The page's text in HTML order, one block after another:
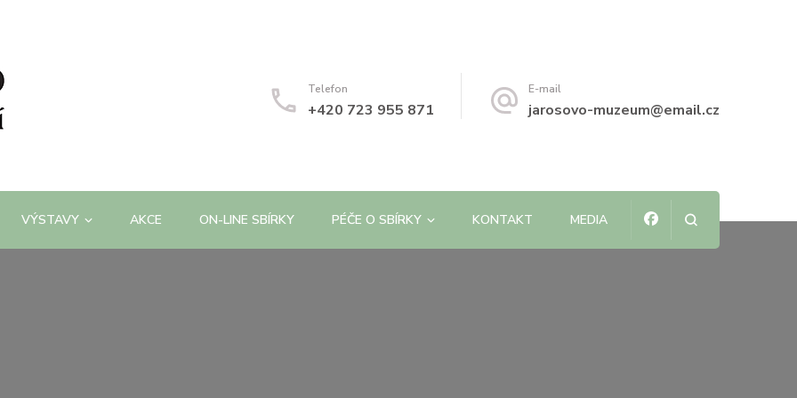
Telefon
+420 723 955 871
E-mail
jarosovo-muzeum@email.cz
VÝSTAVY AKCE ON-LINE SBÍRKY PÉČE O SBÍRKY KONTAKT MEDIA